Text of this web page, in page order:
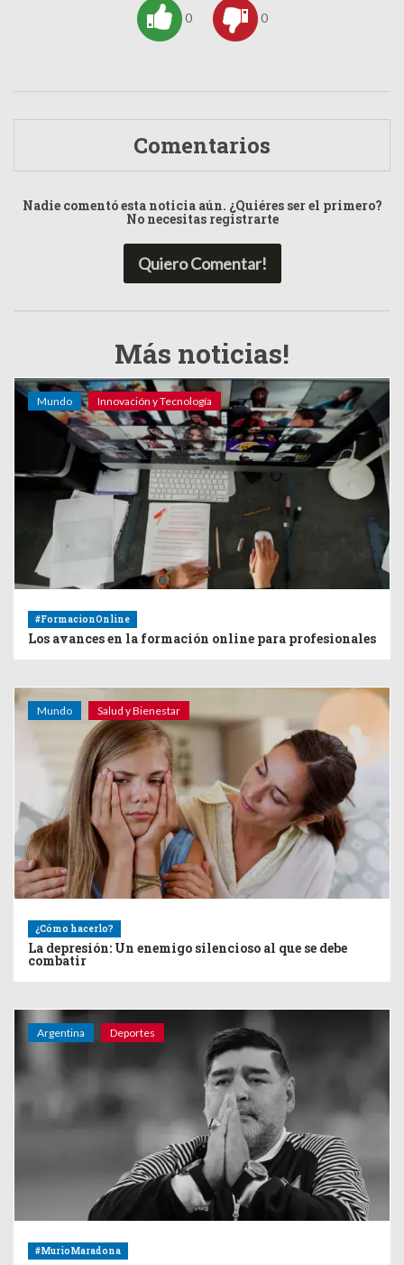
0 0
Comentarios
Nadie comentó esta noticia aún. ¿Quiéres ser el primero?
No necesitas registrarte
Quiero Comentar!
Más noticias!
Mundo Innovación y Tecnología
#FormacionOnline
Los avances en la formación online para profesionales
Mundo Salud y Bienestar
¿Cómo hacerlo?
La depresión: Un enemigo silencioso al que se debe
combatir
Argentina Deportes
#MurioMaradona